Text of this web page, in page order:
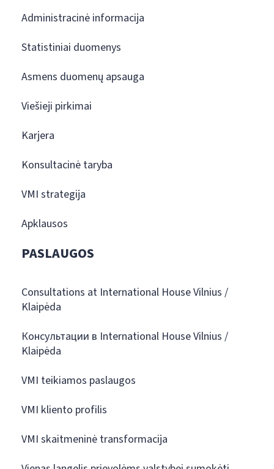
Administracinė informacija
Statistiniai duomenys
Asmens duomenų apsauga
Viešieji pirkimai
Karjera
Konsultacinė taryba
VMI strategija
Apklausos
PASLAUGOS
Consultations at International House Vilnius /
Klaipėda
Консультации в International House Vilnius /
Klaipėda
VMI teikiamos paslaugos
VMI kliento profilis
VMI skaitmeninė transformacija